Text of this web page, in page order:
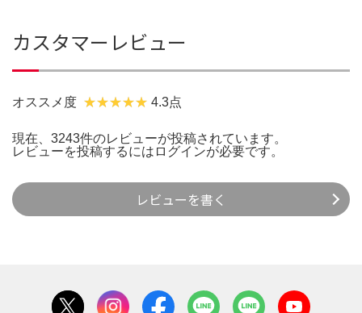
カスタマーレビュー
オススメ度 4.3点
現在、3243件のレビューが投稿されています。
レビューを投稿するには ログインが必要です。
レビューを書く